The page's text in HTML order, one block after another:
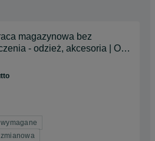
magazynowa bez
- odzież, akcesoria | Od
Kisielin